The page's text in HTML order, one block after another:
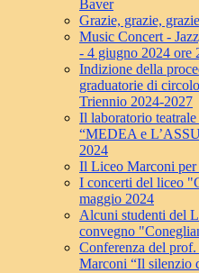
Baver
Grazie, grazie,
Music Concert -
- 4 giugno 2024 ore
Indizione della
graduatorie di
Triennio 2024-2027
Il laboratorio
“MEDEA e
2024
Il Liceo Marconi per
I concerti del liceo
maggio 2024
Alcuni studenti del
convegno
Conferenza del
Marconi “Il silenzio